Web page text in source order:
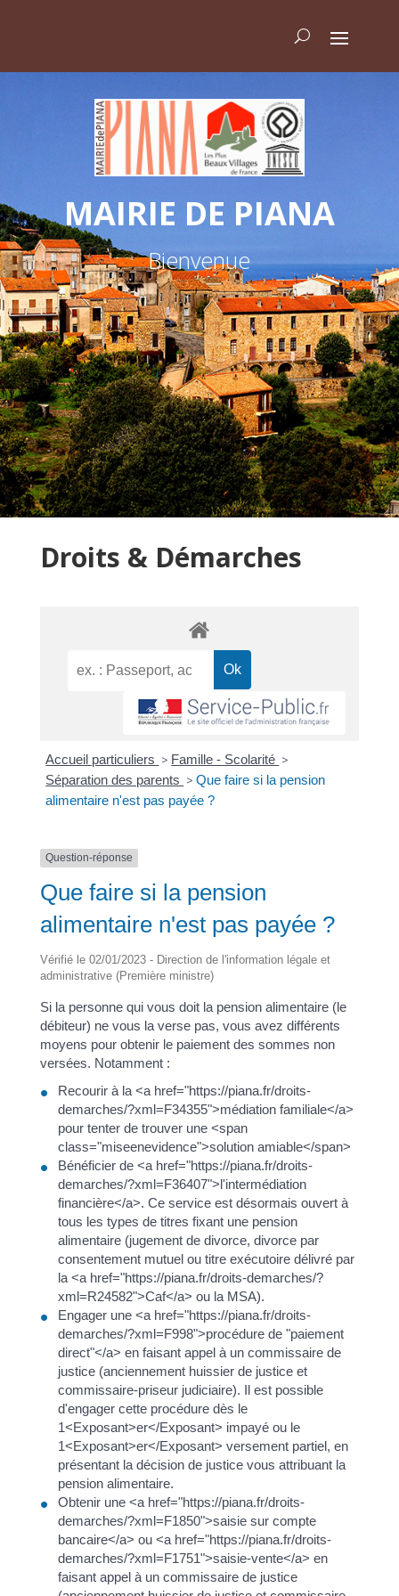
MAIRIE DE PIANA
Bienvenue
Droits & Démarches
Accueil particuliers > Famille - Scolarité >
Séparation des parents > Que faire si la pension
alimentaire n'est pas payée ?
Question-réponse
Que faire si la pension
alimentaire n'est pas payée ?
Vérifié le 02/01/2023 - Direction de l'information légale et
administrative (Première ministre)
Si la personne qui vous doit la pension alimentaire (le
débiteur) ne vous la verse pas, vous avez différents
moyens pour obtenir le paiement des sommes non
versées. Notamment :
Recourir à la <a href="https://piana.fr/droits-
demarches/?xml=F34355">médiation familiale</a>
pour tenter de trouver une <span
class="miseenevidence">solution amiable</span>
Bénéficier de <a href="https://piana.fr/droits-
demarches/?xml=F36407">l'intermédiation
financière</a>. Ce service est désormais ouvert à
tous les types de titres fixant une pension
alimentaire (jugement de divorce, divorce par
consentement mutuel ou titre exécutoire délivré par
la <a href="https://piana.fr/droits-demarches/?
xml=R24582">Caf</a> ou la MSA).
Engager une <a href="https://piana.fr/droits-
demarches/?xml=F998">procédure de "paiement
direct"</a> en faisant appel à un commissaire de
justice (anciennement huissier de justice et
commissaire-priseur judiciaire). Il est possible
d'engager cette procédure dès le
1<Exposant>er</Exposant> impayé ou le
1<Exposant>er</Exposant> versement partiel, en
présentant la décision de justice vous attribuant la
pension alimentaire.
Obtenir une <a href="https://piana.fr/droits-
demarches/?xml=F1850">saisie sur compte
bancaire</a> ou <a href="https://piana.fr/droits-
demarches/?xml=F1751">saisie-vente</a> en
faisant appel à un commissaire de justice